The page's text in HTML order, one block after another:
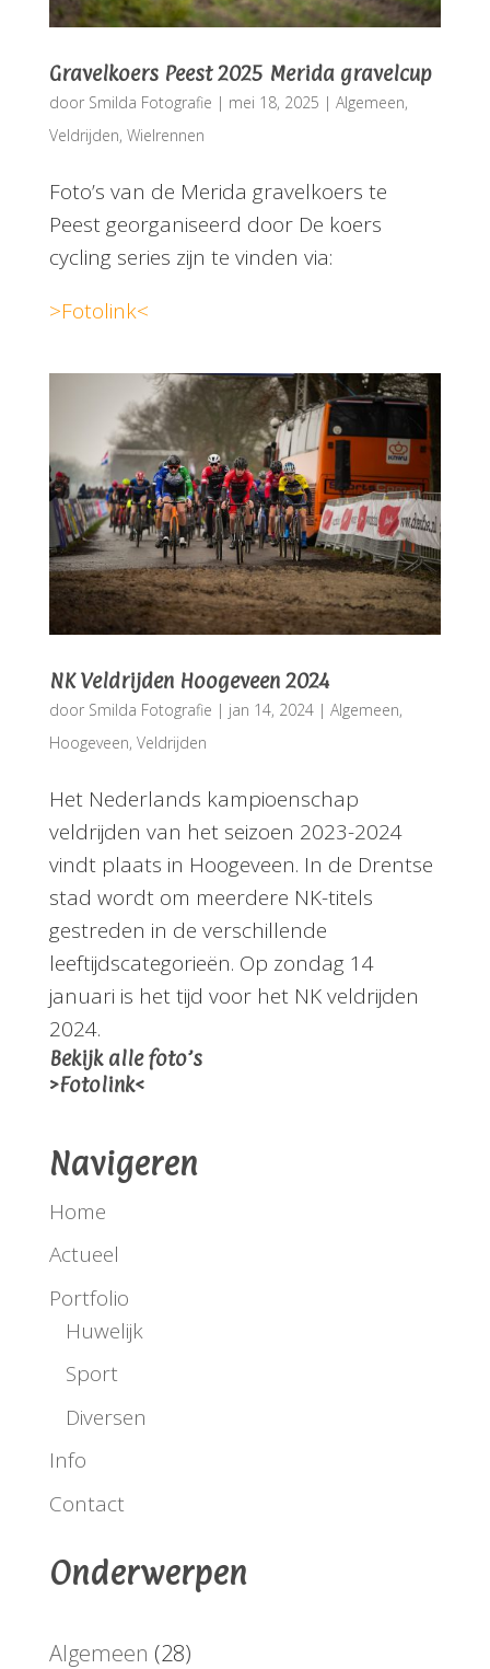
Gravelkoers Peest 2025 Merida gravelcup
door Smilda Fotografie | mei 18, 2025 | Algemeen,
Veldrijden, Wielrennen
Foto’s van de Merida gravelkoers te
Peest georganiseerd door De koers
cycling series zijn te vinden via:
>Fotolink<
NK Veldrijden Hoogeveen 2024
door Smilda Fotografie | jan 14, 2024| Algemeen,
Hoogeveen, Veldrijden
Het Nederlands kampioenschap
veldrijden van het seizoen 2023-2024
vindt plaats in Hoogeveen. In de Drentse
stad wordt om meerdere NK-titels
gestreden in de verschillende
leeftijdscategorieën. Op zondag 14
januari is het tijd voor het NK veldrijden
2024.
Bekijk alle foto’s
>Fotolink<
Navigeren
Home
Actueel
Portfolio
Huwelijk
Sport
Diversen
Info
Contact
Onderwerpen
Algemeen (28)